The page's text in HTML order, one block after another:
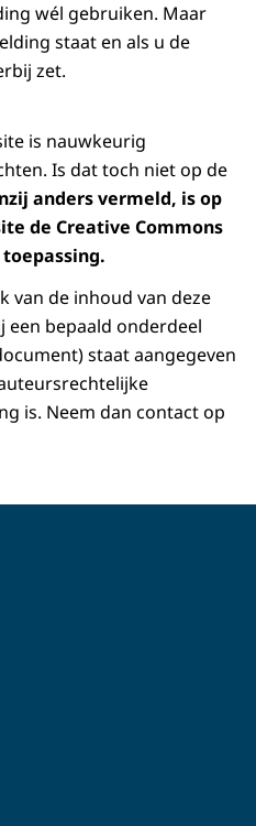
wél gebruiken. Maar
staat en als u de
zet.
is nauwkeurig
Is dat toch niet op de
anders vermeld, is op
de Creative Commons
van de inhoud van deze
een bepaald onderdeel
staat aangegeven
is. Neem dan contact op